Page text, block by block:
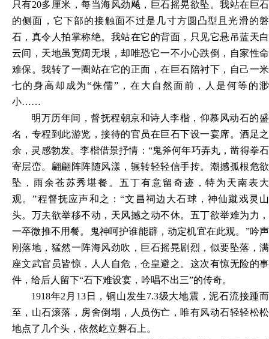
只有20多厘米，每当海风劲飚，巨石摇晃欲坠。我站在巨石
的侧面，它下部的接触面不过是几寸方圆凸型且光滑的磐
石，真令人拍掌称绝。我站在它的背面，只见它悬吊蓝天白
云间，天地虽宽阔无垠，却唯恐它一不小心跌倒，自家性命
难保。我转了一圈站在它的正面，在巨石陪衬下，自己一米
七的身高却成为“侏儒”，在大自然面前，人是何等的渺
小……
明万历年间，督抚程朝京和诗人李楷，仰慕风动石的盛
名，专程到此游览，接待的官员在巨石下设一宴席。酒足之
余，灵感勃发。李楷借景抒情： “鬼斧何年巧弄丸，凿得拳石
寄层峦。翩翩阵阵随风漾，辗转轻轻信手抟。潮撼孤根危欲
坠，雨余苍苏秀堪餐。五丁有意留奇迹，特为天南表大
观。”程督抚应声和之：“文昌祠边大石球，神仙蹴戏灵山
头。万夫欲举移不动，天风撼之动不休。五丁欲举难为力，
一卒微推不用餐。鬼神呵护谁能辟，动定机宜在此观。”吟声
刚落地，猛然一阵海风劲吹，巨石摇晃剧烈，似要坠落，满
座文武官员皆惊，人人自危，仓皇避之。这次有惊无险的事
件，给后人留下“石下难设宴，吟唱不出三”的传奇。
1918年2月13日，铜山发生7.3级大地震，泥石流接踵而
至，山石滚落，房舍倒塌，人员伤亡，唯有风动石轻轻松松
地点了几个头，依然屹立磐石上。